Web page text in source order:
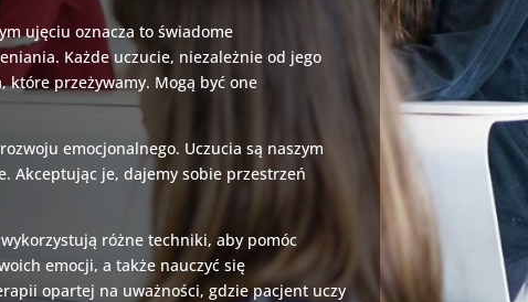
ujęciu oznacza to świadome
Każde uczucie, niezależnie od jego
przeżywamy. Mogą być one
emocjonalnego. Uczucia są naszym
Akceptując je, dajemy sobie przestrzeń
różne techniki, aby pomóc
emocji, a także nauczyć się
opartej na uważności, gdzie pacjent uczy